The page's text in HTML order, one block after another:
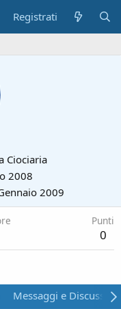
Registrati
Ciociaria
2008
2009
Punti
0
Messaggi e